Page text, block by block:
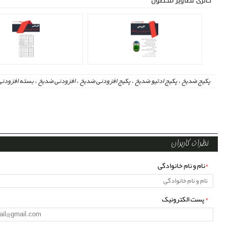
پکیج ضدیخ،پکیج ادتیو ضدیخ،پکیج افزودنی ضدیخ،افزودنی ضدیخ،بسته
ضدیخ،تهیه ضدیخ،ضد یخ،پکیج ضد یخ،ادتیو ضد یخ،افزودنی ضد یخ،مواد
نظرات کاربران
*نام و نام خانوادگی
*پست الکترونیک